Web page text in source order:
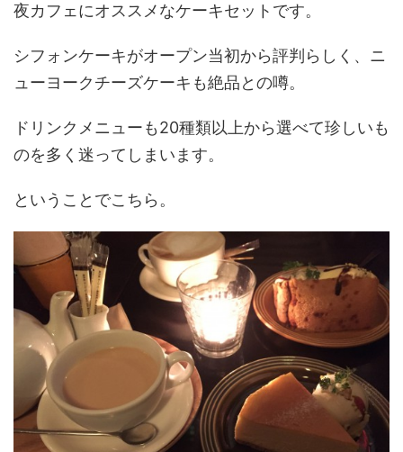
夜カフェにオススメなケーキセットです。
シフォンケーキがオープン当初から評判らしく、ニ
ューヨークチーズケーキも絶品との噂。
ドリンクメニューも20種類以上から選べて珍しいも
のを多く迷ってしまいます。
ということでこちら。